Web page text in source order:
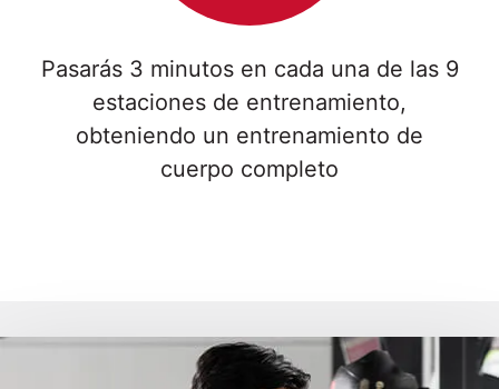
Pasarás 3 minutos en cada una de las 9
estaciones de entrenamiento,
obteniendo un entrenamiento de
cuerpo completo